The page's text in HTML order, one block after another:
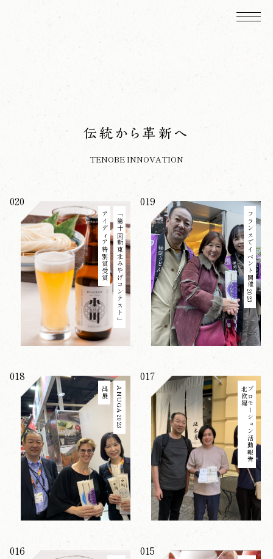
伝統から革新へ
TENOBE INNOVATION
020
「第十回新東北みやげコンテスト」
アイディア特別賞受賞
019
フランスでイベント開催2023
018
ANUGA2023
出展
017
プロモーション活動報告
北欧編
016 015